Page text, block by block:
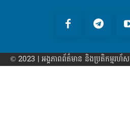
© 2023 | អង្គភាព​ព័ត៌មាន​ និងប្រតិកម្មរហ័ស